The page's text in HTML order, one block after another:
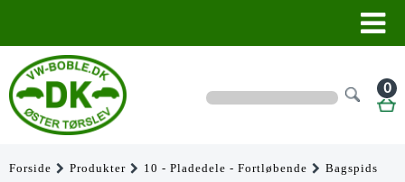
0
Forside Produkter 10 - Pladedele - Fortløbende Bagspids